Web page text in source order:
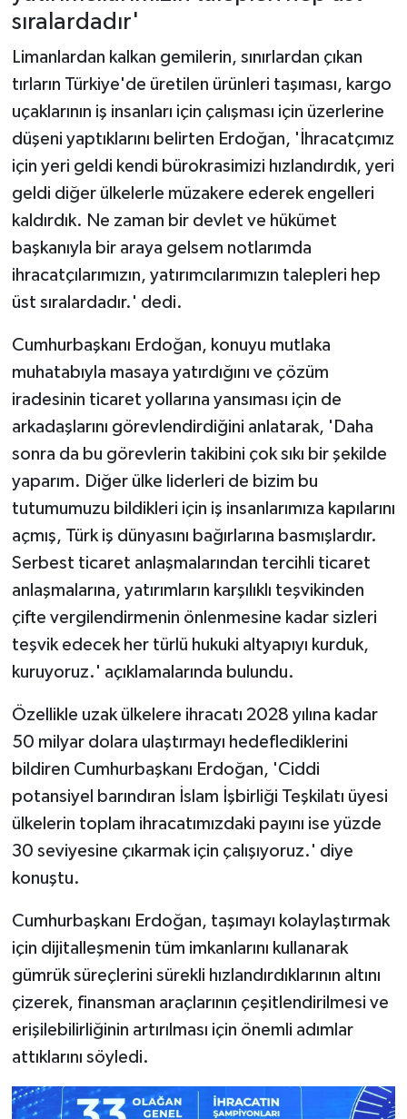
sıralardadır'
Limanlardan kalkan gemilerin, sınırlardan çıkan
tırların Türkiye'de üretilen ürünleri taşıması, kargo
uçaklarının iş insanları için çalışması için üzerlerine
düşeni yaptıklarını belirten Erdoğan, 'İhracatçımız
için yeri geldi kendi bürokrasimizi hızlandırdık, yeri
geldi diğer ülkelerle müzakere ederek engelleri
kaldırdık. Ne zaman bir devlet ve hükümet
başkanıyla bir araya gelsem notlarımda
ihracatçılarımızın, yatırımcılarımızın talepleri hep
üst sıralardadır.' dedi.
Cumhurbaşkanı Erdoğan, konuyu mutlaka
muhatabıyla masaya yatırdığını ve çözüm
iradesinin ticaret yollarına yansıması için de
arkadaşlarını görevlendirdiğini anlatarak, 'Daha
sonra da bu görevlerin takibini çok sıkı bir şekilde
yaparım. Diğer ülke liderleri de bizim bu
tutumumuzu bildikleri için iş insanlarımıza kapılarını
açmış, Türk iş dünyasını bağırlarına basmışlardır.
Serbest ticaret anlaşmalarından tercihli ticaret
anlaşmalarına, yatırımların karşılıklı teşvikinden
çifte vergilendirmenin önlenmesine kadar sizleri
teşvik edecek her türlü hukuki altyapıyı kurduk,
kuruyoruz.' açıklamalarında bulundu.
Özellikle uzak ülkelere ihracatı 2028 yılına kadar
50 milyar dolara ulaştırmayı hedeflediklerini
bildiren Cumhurbaşkanı Erdoğan, 'Ciddi
potansiyel barındıran İslam İşbirliği Teşkilatı üyesi
ülkelerin toplam ihracatımızdaki payını ise yüzde
30 seviyesine çıkarmak için çalışıyoruz.' diye
konuştu.
Cumhurbaşkanı Erdoğan, taşımayı kolaylaştırmak
için dijitalleşmenin tüm imkanlarını kullanarak
gümrük süreçlerini sürekli hızlandırdıklarının altını
çizerek, finansman araçlarının çeşitlendirilmesi ve
erişilebilirliğinin artırılması için önemli adımlar
attıklarını söyledi.